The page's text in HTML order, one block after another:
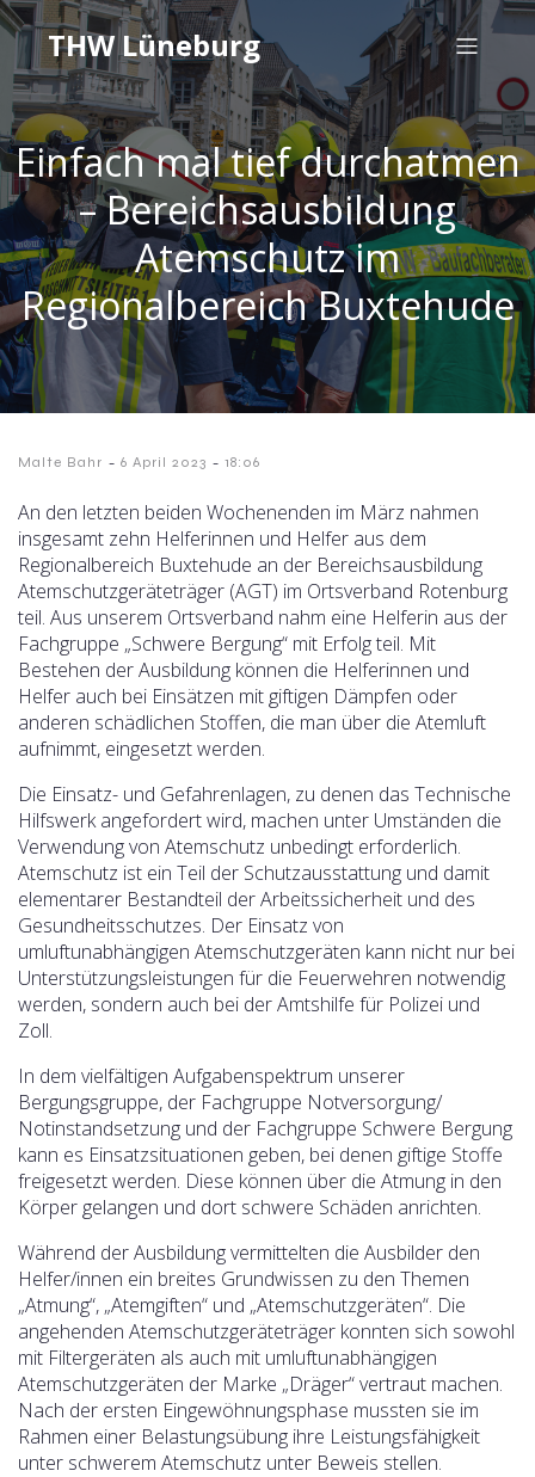
THW Lüneburg
Einfach mal tief durchatmen
– Bereichsausbildung
Atemschutz im
Regionalbereich Buxtehude
Malte Bahr - 6 April 2023 - 18:06
An den letzten beiden Wochenenden im März nahmen
insgesamt zehn Helferinnen und Helfer aus dem
Regionalbereich Buxtehude an der Bereichsausbildung
Atemschutzgeräteträger (AGT) im Ortsverband Rotenburg
teil. Aus unserem Ortsverband nahm eine Helferin aus der
Fachgruppe „Schwere Bergung“ mit Erfolg teil. Mit
Bestehen der Ausbildung können die Helferinnen und
Helfer auch bei Einsätzen mit giftigen Dämpfen oder
anderen schädlichen Stoffen, die man über die Atemluft
aufnimmt, eingesetzt werden.
Die Einsatz- und Gefahrenlagen, zu denen das Technische
Hilfswerk angefordert wird, machen unter Umständen die
Verwendung von Atemschutz unbedingt erforderlich.
Atemschutz ist ein Teil der Schutzausstattung und damit
elementarer Bestandteil der Arbeitssicherheit und des
Gesundheitsschutzes. Der Einsatz von
umluftunabhängigen Atemschutzgeräten kann nicht nur bei
Unterstützungsleistungen für die Feuerwehren notwendig
werden, sondern auch bei der Amtshilfe für Polizei und
Zoll.
In dem vielfältigen Aufgabenspektrum unserer
Bergungsgruppe, der Fachgruppe Notversorgung/
Notinstandsetzung und der Fachgruppe Schwere Bergung
kann es Einsatzsituationen geben, bei denen giftige Stoffe
freigesetzt werden. Diese können über die Atmung in den
Körper gelangen und dort schwere Schäden anrichten.
Während der Ausbildung vermittelten die Ausbilder den
Helfer/innen ein breites Grundwissen zu den Themen
„Atmung“, „Atemgiften“ und „Atemschutzgeräten“. Die
angehenden Atemschutzgeräteträger konnten sich sowohl
mit Filtergeräten als auch mit umluftunabhängigen
Atemschutzgeräten der Marke „Dräger“ vertraut machen.
Nach der ersten Eingewöhnungsphase mussten sie im
Rahmen einer Belastungsübung ihre Leistungsfähigkeit
unter schwerem Atemschutz unter Beweis stellen.